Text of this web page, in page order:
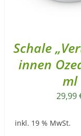
Schale
innen
ml
29,99
inkl. 19 % MwSt.